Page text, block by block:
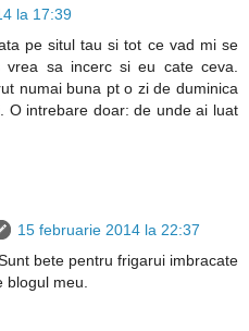
la 17:39
pe situl tau si tot ce vad mi se
sa incerc si eu cate ceva.
numai buna pt o zi de duminica
O intrebare doar: de unde ai luat
15 februarie 2014 la 22:37
bete pentru frigarui imbracate
meu.